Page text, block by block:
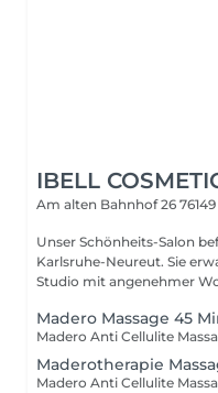
IBELL
Am alten Bahnhof 26
Unser Schönheits-Salon
Karlsruhe-Neureut. Sie
Studio mit angenehmer
Madero Massage 45
Madero Anti Cellulite
Maderotherapie
Madero Anti Cellulite